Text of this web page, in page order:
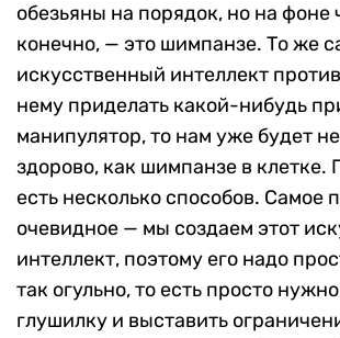
обезьяны на порядок, но на фоне
конечно, — это шимпанзе. То же
искусственный интеллект
нему приделать какой-нибудь
манипулятор, то нам уже будет
здорово, как шимпанзе в клетке.
есть несколько способов. Самое
очевидное — мы создаем этот
интеллект, поэтому его надо
так огульно, то есть просто
глушилку и выставить